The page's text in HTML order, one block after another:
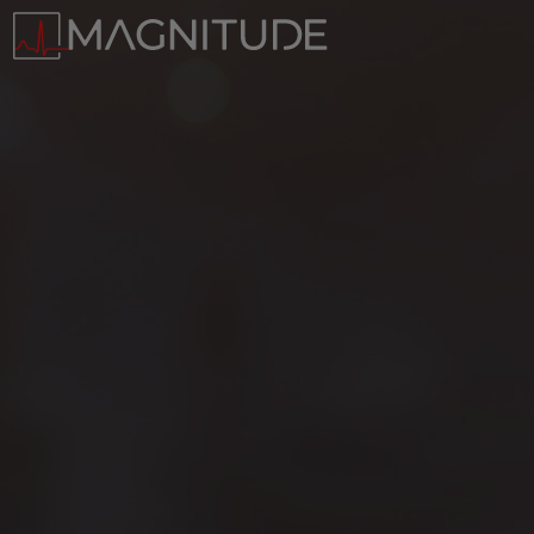
Panneau de gestion des cookies